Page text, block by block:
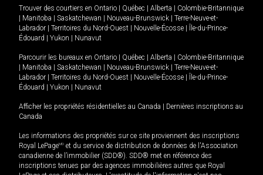
Trouver des courtiers en Ontario Québec Alberta
Colombie-Britannique
Manitoba Saskatchewan Nouveau-Brunswick
Terre-Neuve-et-
Labrador
Territoires du Nord-Ouest Nouvelle-Écosse
Île-du-Prince-
Édouard
Yukon Nunavut
Parcourir les bureaux en Ontario Québec Alberta
Colombie-Britannique
Manitoba Saskatchewan Nouveau-Brunswick
Terre-Neuve-et-
Labrador
Territoires du Nord-Ouest Nouvelle-Écosse
Île-du-Prince-
Édouard
Yukon Nunavut
Afficher les propriétés résidentielles au Canada
Dernières inscriptions au
Canada
Les informations des propriétés sur ce site proviennent des inscriptions
Royal LePageMD et du service de distribution de données de l'Association
canadienne de l’immobilier (SDD®). SDD® met en référence des
inscriptions tenues par des agences immobilières autres que Royal